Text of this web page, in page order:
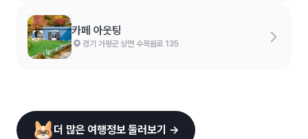
카페 아웃팅
경기 가평군 상면 수목원로 135
더 많은 여행정보 둘러보기 →